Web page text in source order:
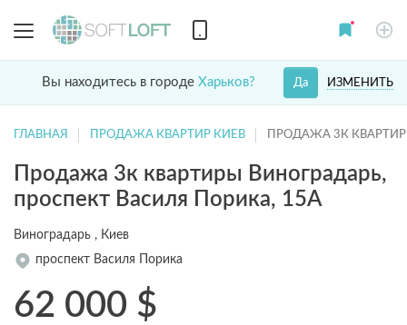
Вы находитесь в городе Харьков? ИЗМЕНИТЬ
Да
ГЛАВНАЯ ПРОДАЖА КВАРТИР КИЕВ ПРОДАЖА 3К
Продажа 3к квартиры Виноградарь,
проспект Василя Порика, 15А
Виноградарь , Киев
проспект Василя Порика
62 000 $